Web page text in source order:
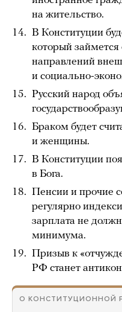
на жительство.
В Конституции
который
направлений
и социально-
Русский народ
Браком будет
и женщины.
В Конституции
в Бога.
Пенсии и прочие
регулярно
зарплата не
минимума.
Призыв к
РФ станет
О КОНСТИТУЦИОННОЙ